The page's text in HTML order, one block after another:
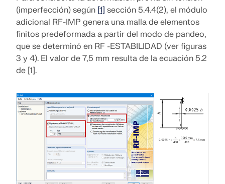
Primeros pasos
Aplicaciones
Objetos del modelo
Suscripciones y precios
Ejemplos
AEF para conexiones de acero
Diseñe y analice las conexiones de acero utilizando
CBFEM, conforme a EN 1993‑1‑8 y AISC 360,
totalmente integrado en RFEM 6 para flujos de
trabajo estructurales más rápidos y precisos.
(imperfección) según [1] sección 5.4.4(2), el módulo
adicional RF-IMP genera una malla de elementos
finitos predeformada a partir del modo de pandeo,
que se determinó en RF -ESTABILIDAD (ver figuras
3 y 4). El valor de 7,5 mm resulta de la ecuación 5.2
de [1].